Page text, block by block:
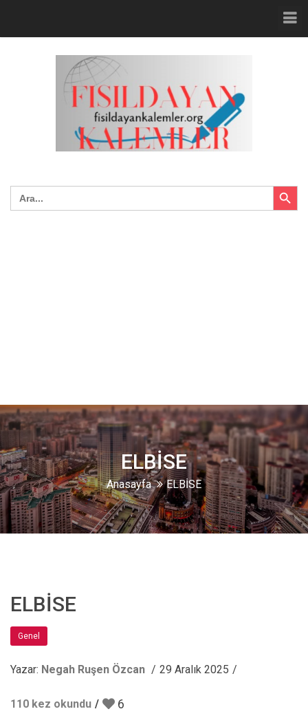
Search
for:
Search Button
ELBİSE
Anasayfa ELBİSE
ELBİSE
Genel
Yazar: Negah Ruşen Özcan 29 Aralık 2025
110 kez okundu 6